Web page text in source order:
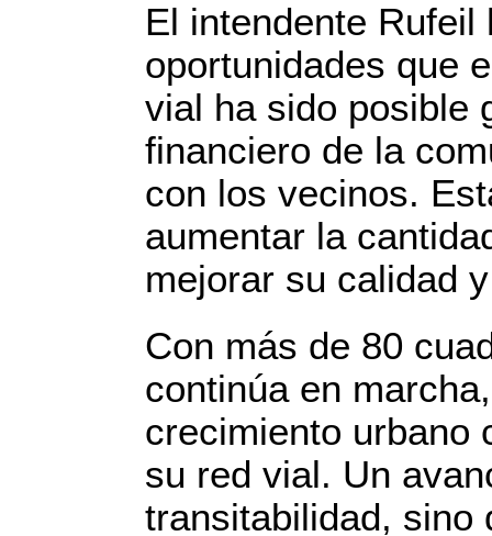
El intendente
oportunidades que
vial ha sido posible
financiero de la
con los vecinos.
aumentar la
mejorar su calidad
Con más de 80
continúa en
crecimiento urbano
su red vial. Un
transitabilidad, sino